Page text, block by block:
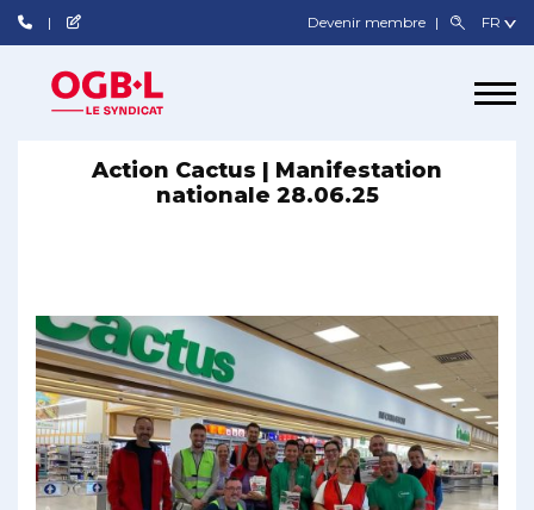
Devenir membre
Action Cactus | Manifestation
nationale 28.06.25